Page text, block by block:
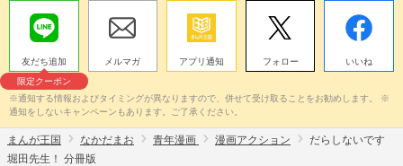
友だち追加
限定クーポン
メルマガ アプリ通知 フォロー いいね
※通知する情報およびタイミングが異なりますので、併せて受け取ることをお勧めします。 ※
通知をしないキャンペーンもあります。ご了承ください。
まんが王国 なかだまお 青年漫画 漫画アクション
だらしないです
堀田先生！ 分冊版